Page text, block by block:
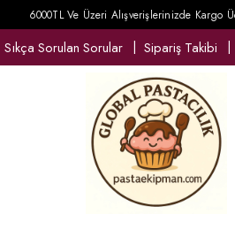
6000TL Ve Üzeri Alışverişlerinizde Kargo
Sıkça Sorulan Sorular Sipariş Takibi